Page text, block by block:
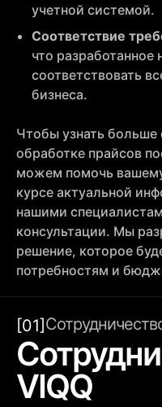
учетной системой.
Соответствие
что
соответствовать
бизнеса.
Чтобы узнать больше
обработке прайсов
можем помочь
курсе актуальной
нашими
консультации. Мы
решение, которое
потребностям и
[01]
VIQQ